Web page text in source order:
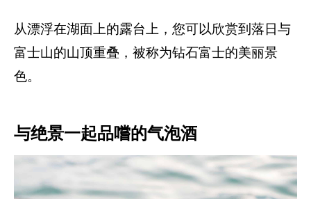
从漂浮在湖面上的露台上，您可以欣赏到落日与
富士山的山顶重叠，被称为钻石富士的美丽景
色。
与绝景一起品嚐的气泡酒